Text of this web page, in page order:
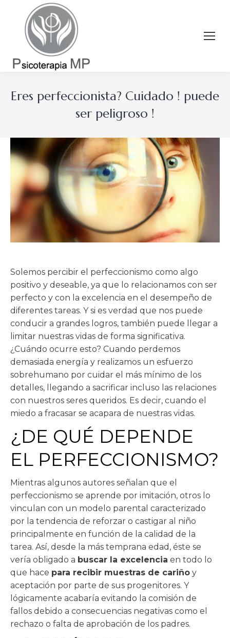
Eres perfeccionista? Cuidado ! puede
ser peligroso !
Solemos percibir el perfeccionismo como algo
positivo y deseable, ya que lo relacionamos con ser
perfecto y con la excelencia en el desempeño de
diferentes tareas. Y si es verdad que nos puede
conducir a grandes logros, también puede llegar a
limitar nuestras vidas de forma significativa.
¿Cuándo ocurre esto? Cuando perdemos
demasiada energía y realizamos un esfuerzo
sobrehumano por cuidar el más mínimo de los
detalles, llegando a sacrificar incluso las relaciones
con nuestros seres queridos. Es decir, cuando el
miedo a fracasar se acapara de nuestras vidas.
¿DE QUÉ DEPENDE
EL PERFECCIONISMO?
Mientras algunos autores señalan que el
perfeccionismo se aprende por imitación, otros lo
vinculan con un modelo parental caracterizado
por la tendencia de reforzar o castigar al niño
principalmente en función de la calidad de la
tarea. Así, desde la más temprana edad, éste se
vería obligado a buscar la excelencia en todo lo
que hace para recibir muestras de cariño y
aceptación por parte de sus progenitores. Y
lógicamente acabaría evitando la comisión de
fallos debido a consecuencias negativas como el
rechazo o falta de aprobación de los padres.